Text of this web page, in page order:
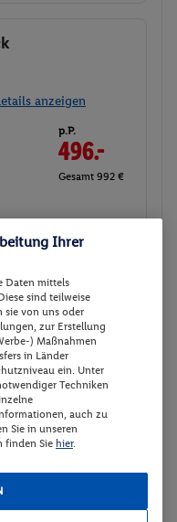
anzeigen
p.P.
496.-
Gesamt 992 €
Buchen
anzeigen
p.P.
496.-
Ihrer
Daten mittels
sind teilweise
sie von uns oder
zur Erstellung
) Maßnahmen
in Länder
ein. Unter
Techniken
auch zu
Sie in unseren
finden Sie hier.